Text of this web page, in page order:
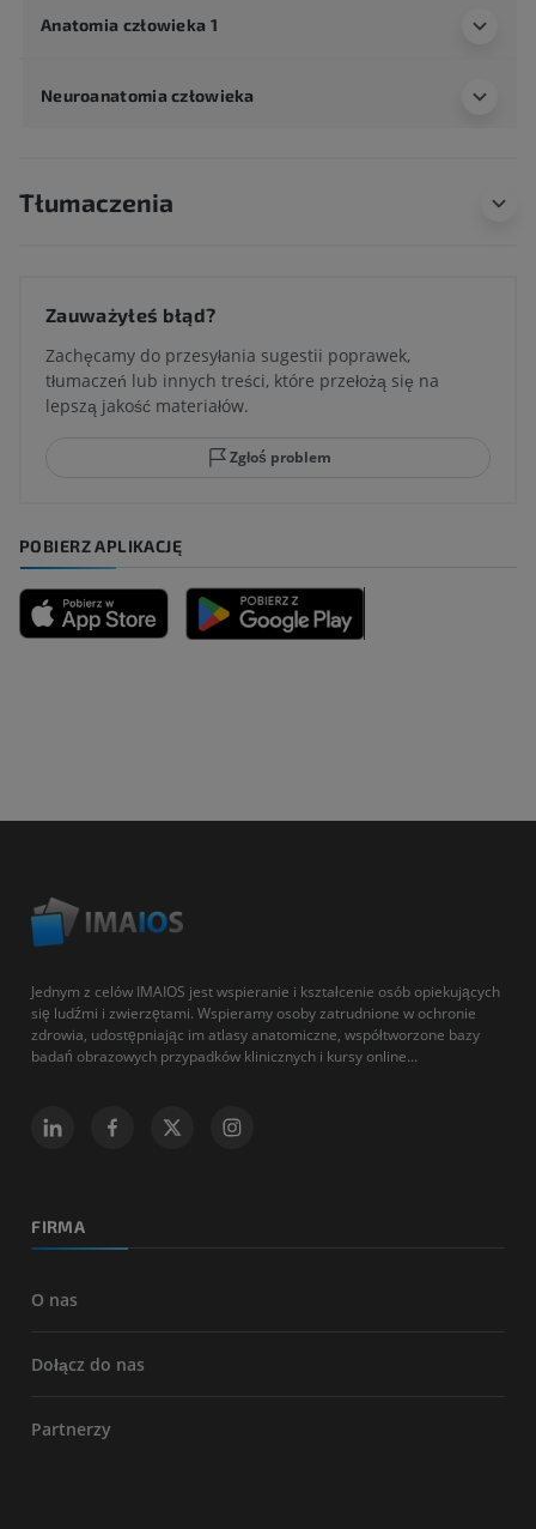
Anatomia człowieka 1
Neuroanatomia człowieka
Tłumaczenia
Zauważyłeś błąd?
Zachęcamy do przesyłania sugestii poprawek,
tłumaczeń lub innych treści, które przełożą się na
lepszą jakość materiałów.
Zgłoś problem
POBIERZ APLIKACJĘ
Jednym z celów IMAIOS jest wspieranie i kształcenie osób opiekujących
się ludźmi i zwierzętami. Wspieramy osoby zatrudnione w ochronie
zdrowia, udostępniając im atlasy anatomiczne, współtworzone bazy
badań obrazowych przypadków klinicznych i kursy online...
FIRMA
O nas
Dołącz do nas
Partnerzy